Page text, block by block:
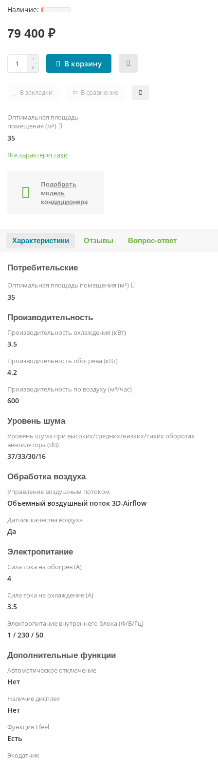
ЧИЛЛЕРЫ И ФАНКОЙЛЫ
КРЫШНЫЕ КОНДИЦИОНЕРЫ (РУФТОПЫ)
ПРЕЦИЗИОННЫЕ КОНДИЦИОНЕРЫ
ХОЛОДИЛЬНЫЕ МАШИНЫ
УВЛАЖНИТЕЛИ ВОЗДУХА
ТЕПЛОВЫЕ ПУШКИ
ТЕПЛЫЕ ПОЛЫ
ТЕРМОРЕГУЛЯТОРЫ
ЭЛЕКТРОКАМИНЫ
ТРУБЫ, ШЛАНГИ И ФИТИНГИ
79 400 ₽
В корзину
В закладки В сравнение
Оптимальная площадь
помещения (м²)
35
Все характеристики
Подобрать
модель
кондиционера
Характеристики Отзывы Вопрос-ответ
Потребительские
Оптимальная площадь помещения (м²)
35
Производительность
Производительность охлаждения (кВт)
3.5
Производительность обогрева (кВт)
4.2
Производительность по воздуху (м³/час)
600
Уровень шума
Уровень шума при высоких/средних/низких/тихих оборотах
вентилятора (dB)
37/33/30/16
Обработка воздуха
Управление воздушным потоком
Объемный воздушный поток 3D-Airflow
Датчик качества воздуха
Да
Электропитание
Сила тока на обогрев (А)
4
Сила тока на охлаждение (А)
3.5
Электропитание внутреннего блока (Ф/В/Гц)
1 / 230 / 50
Дополнительные функции
Автоматическое отключение
Нет
Наличие дисплея
Нет
Функция I feel
Есть
Экодатчик